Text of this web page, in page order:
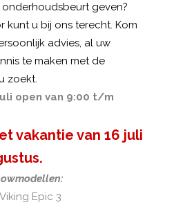
geven?
kunt u bij ons terecht. Kom
advies, al uw
te maken met de
zoekt.
open van 9:00 t/m
vakantie van 16 juli
Epic 3